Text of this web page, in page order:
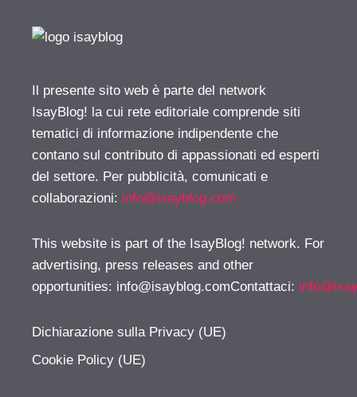
Il presente sito web è parte del network
IsayBlog! la cui rete editoriale comprende siti
tematici di informazione indipendente che
contano sul contributo di appassionati ed esperti
del settore. Per pubblicità, comunicati e
collaborazioni: info@isayblog.com
This website is part of the IsayBlog! network. For
advertising, press releases and other
opportunities: info@isayblog.comContattaci:
Dichiarazione sulla Privacy (UE)
Cookie Policy (UE)